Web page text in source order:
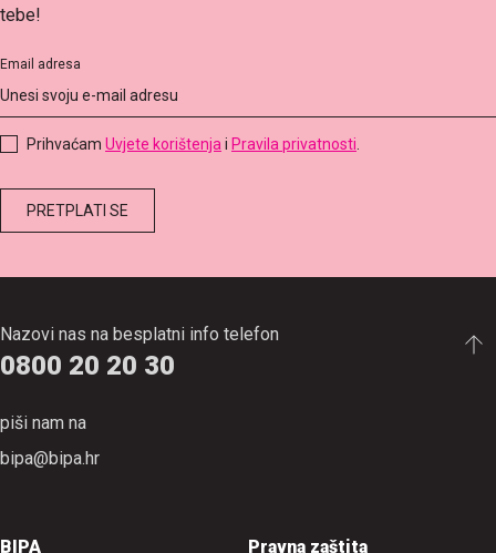
Nazovi nas na besplatni info telefon
0800 20 20 30
piši nam na
bipa@bipa.hr
BIPA Pravna zaštita
tebe!
Email adresa
Prihvaćam Uvjete korištenja i Pravila privatnosti